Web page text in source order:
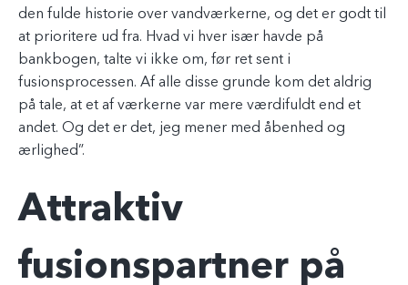
den fulde historie over vandværkerne, og det er godt til
at prioritere ud fra. Hvad vi hver især havde på
bankbogen, talte vi ikke om, før ret sent i
fusionsprocessen. Af alle disse grunde kom det aldrig
på tale, at et af værkerne var mere værdifuldt end et
andet. Og det er det, jeg mener med åbenhed og
ærlighed”.
Attraktiv
fusionspartner på